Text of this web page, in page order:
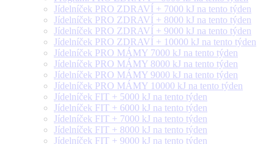
Jídelníček PRO ZDRAVÍ + 7000 kJ na tento týden
Jídelníček PRO ZDRAVÍ + 8000 kJ na tento týden
Jídelníček PRO ZDRAVÍ + 9000 kJ na tento týden
Jídelníček PRO ZDRAVÍ + 10000 kJ na tento týden
Jídelníček PRO MÁMY 7000 kJ na tento týden
Jídelníček PRO MÁMY 8000 kJ na tento týden
Jídelníček PRO MÁMY 9000 kJ na tento týden
Jídelníček PRO MÁMY 10000 kJ na tento týden
Jídelníček FIT + 5000 kJ na tento týden
Jídelníček FIT + 6000 kJ na tento týden
Jídelníček FIT + 7000 kJ na tento týden
Jídelníček FIT + 8000 kJ na tento týden
Jídelníček FIT + 9000 kJ na tento týden